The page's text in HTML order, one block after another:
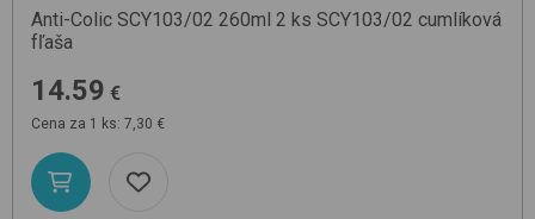
Anti-Colic SCY103/02 260ml 2 ks SCY103/02 cumlíková
fľaša
14.59 €
Cena za 1 ks: 7,30 €